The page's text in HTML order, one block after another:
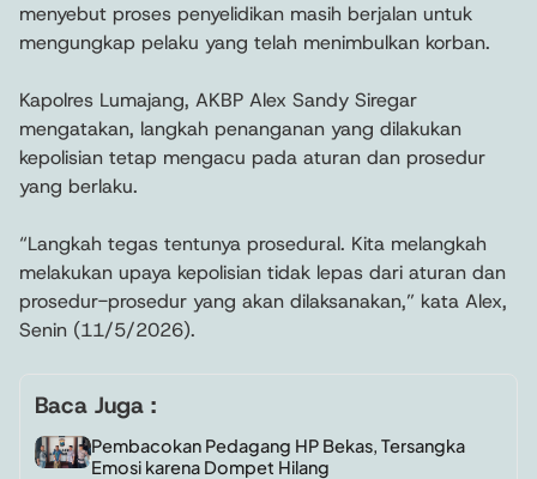
menyebut proses penyelidikan masih berjalan untuk
mengungkap pelaku yang telah menimbulkan korban.
Kapolres Lumajang, AKBP Alex Sandy Siregar
mengatakan, langkah penanganan yang dilakukan
kepolisian tetap mengacu pada aturan dan prosedur
yang berlaku.
“Langkah tegas tentunya prosedural. Kita melangkah
melakukan upaya kepolisian tidak lepas dari aturan dan
prosedur-prosedur yang akan dilaksanakan,” kata Alex,
Senin (11/5/2026).
Baca Juga :
Pembacokan Pedagang HP Bekas, Tersangka
Emosi karena Dompet Hilang